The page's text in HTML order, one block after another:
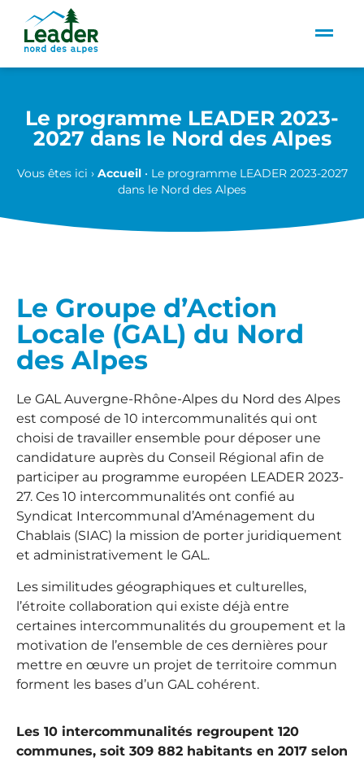
Le programme LEADER 2023-
2027 dans le Nord des Alpes
Vous êtes ici › Accueil• Le programme LEADER 2023-2027
dans le Nord des Alpes
Le Groupe d’Action
Locale (GAL) du Nord
des Alpes
Le GAL Auvergne-Rhône-Alpes du Nord des Alpes
est composé de 10 intercommunalités qui ont
choisi de travailler ensemble pour déposer une
candidature auprès du Conseil Régional afin de
participer au programme européen LEADER 2023-
27. Ces 10 intercommunalités ont confié au
Syndicat Intercommunal d’Aménagement du
Chablais (SIAC) la mission de porter juridiquement
et administrativement le GAL.
Les similitudes géographiques et culturelles,
l’étroite collaboration qui existe déjà entre
certaines intercommunalités du groupement et la
motivation de l’ensemble de ces dernières pour
mettre en œuvre un projet de territoire commun
forment les bases d’un GAL cohérent.
Les 10 intercommunalités regroupent 120
communes, soit 309 882 habitants en 2017 selon
Panneau de gestion des cookies